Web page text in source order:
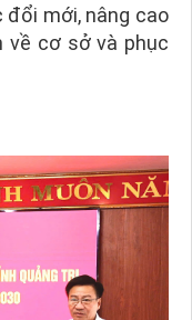
mới, nâng cao
về cơ sở và phục